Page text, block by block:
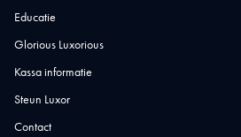
Educatie
Glorious Luxorious
Kassa informatie
Steun Luxor
Contact